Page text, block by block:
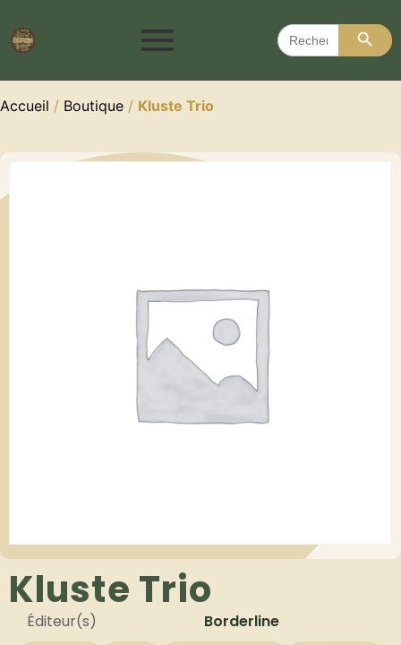
Search
for:
Search
Accueil / Boutique / Kluste Trio
Kluste Trio
Éditeur(s) Borderline